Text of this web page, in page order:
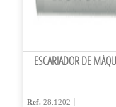
ESCARIADOR DE
Ref. 28.1202